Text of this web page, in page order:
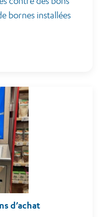
bornes installées
d’achat